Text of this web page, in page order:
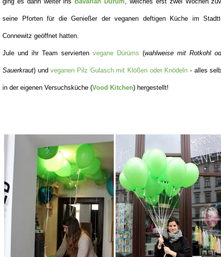
seine Pforten für die Genießer der veganen deftigen Küche im
Connewitz geöffnet hatten.
Jule und ihr Team serviertenvegane Dürüms (wahlweise mit Rotkohl
Sauerkraut) undveganen Pilz Gulasch mit Klößen oder Knödeln - alles
in der eigenen Versuchsküche (Vood Kitchen) hergestellt!